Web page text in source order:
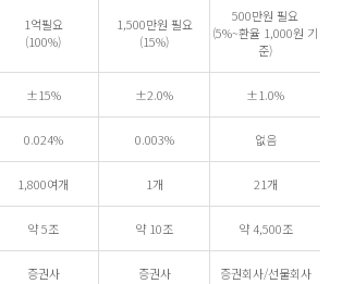
1억필요
(100%)
1,500만원 필요
(15%)
500만원 필요
(5%~환율 1,000원 기
준)
±15% ±2.0% ±1.0%
0.024% 0.003% 없음
1,800여개 1개 21개
약 5조 약 10조 약 4,500조
증권사 증권사 증권회사/선물회사